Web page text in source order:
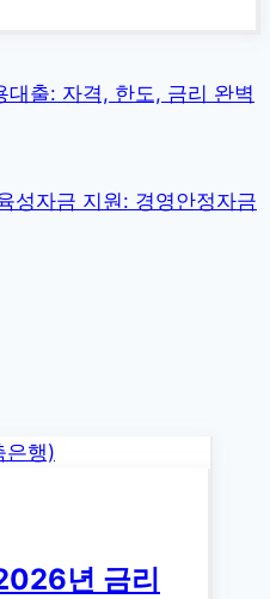
출: 자격, 한도, 금리 완벽
성자금 지원: 경영안정자금
년 금리